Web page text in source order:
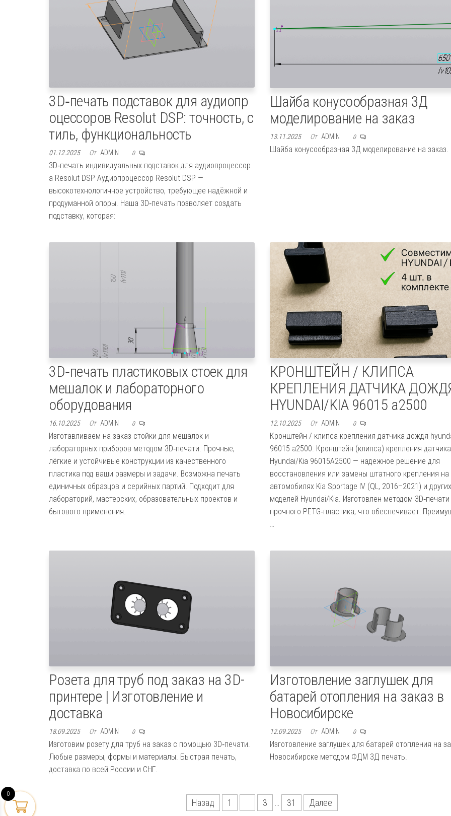
3D‑печать подставок для аудиопр
оцессоров Resolut DSP: точность, с
тиль, функциональность
01.12.2025 От ADMIN 0
3D‑печать индивидуальных подставок для аудиопроцессор
а Resolut DSP Аудиопроцессор Resolut DSP —
высокотехнологичное устройство, требующее надёжной и
продуманной опоры. Наша 3D‑печать позволяет создать
подставку, которая:
Шайба конусообразная 3Д
моделирование на заказ
13.11.2025 От ADMIN 0
Шайба конусообразная 3Д моделирование на заказ.
3D‑печать пластиковых стоек для
мешалок и лабораторного
оборудования
16.10.2025 От ADMIN 0
Изготавливаем на заказ стойки для мешалок и
лабораторных приборов методом 3D‑печати. Прочные,
лёгкие и устойчивые конструкции из качественного
пластика под ваши размеры и задачи. Возможна печать
единичных образцов и серийных партий. Подходит для
лабораторий, мастерских, образовательных проектов и
бытового применения.
КРОНШТЕЙН / КЛИПСА
КРЕПЛЕНИЯ ДАТЧИКА
HYUNDAI/KIA 96015 a2500
12.10.2025 От ADMIN 0
Кронштейн / клипса крепления датчика дождя
96015 a2500. Кронштейн (клипса) крепления
Hyundai/Kia 96015A2500 — надежное решение для
восстановления или замены штатного крепления на
автомобилях Kia Sportage IV (QL, 2016–2021) и других
моделей Hyundai/Kia. Изготовлен методом 3D‑печати
прочного PETG‑пластика, что обеспечивает:
…
Розета для труб под заказ на 3D-
принтере | Изготовление и
доставка
18.09.2025 От ADMIN 0
Изготовим розету для труб на заказ с помощью 3D‑печати.
Любые размеры, формы и материалы. Быстрая печать,
доставка по всей России и СНГ.
Изготовление заглушек для
батарей отопления на заказ в
Новосибирске
12.09.2025 От ADMIN 0
Изготовление заглушек для батарей отопления на
Новосибирске методом ФДМ 3Д печать.
Назад 1 3 31 Далее
0